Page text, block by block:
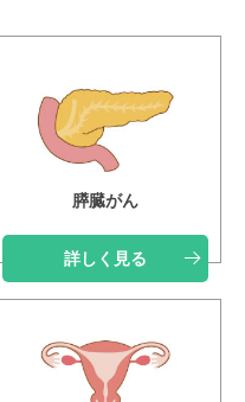
膵臓がん
詳しく見る